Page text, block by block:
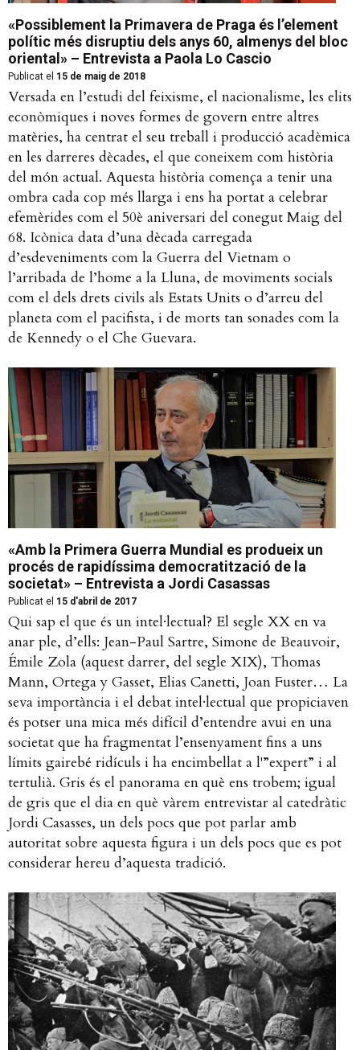
«Possiblement la Primavera de Praga és l’element
polític més disruptiu dels anys 60, almenys del bloc
oriental» – Entrevista a Paola Lo Cascio
Publicat el 15 de maig de 2018
Versada en l’estudi del feixisme, el nacionalisme, les elits
econòmiques i noves formes de govern entre altres
matèries, ha centrat el seu treball i producció acadèmica
en les darreres dècades, el que coneixem com història
del món actual. Aquesta història comença a tenir una
ombra cada cop més llarga i ens ha portat a celebrar
efemèrides com el 50è aniversari del conegut Maig del
68. Icònica data d’una dècada carregada
d’esdeveniments com la Guerra del Vietnam o
l’arribada de l’home a la Lluna, de moviments socials
com el dels drets civils als Estats Units o d’arreu del
planeta com el pacifista, i de morts tan sonades com la
de Kennedy o el Che Guevara.
«Amb la Primera Guerra Mundial es produeix un
procés de rapidíssima democratització de la
societat» – Entrevista a Jordi Casassas
Publicat el 15 d'abril de 2017
Qui sap el que és un intel·lectual? El segle XX en va
anar ple, d’ells: Jean-Paul Sartre, Simone de Beauvoir,
Émile Zola (aquest darrer, del segle XIX), Thomas
Mann, Ortega y Gasset, Elias Canetti, Joan Fuster… La
seva importància i el debat intel·lectual que propiciaven
és potser una mica més difícil d’entendre avui en una
societat que ha fragmentat l’ensenyament fins a uns
límits gairebé ridículs i ha encimbellat a l'”expert” i al
tertulià. Gris és el panorama en què ens trobem; igual
de gris que el dia en què vàrem entrevistar al catedràtic
Jordi Casasses, un dels pocs que pot parlar amb
autoritat sobre aquesta figura i un dels pocs que es pot
considerar hereu d’aquesta tradició.